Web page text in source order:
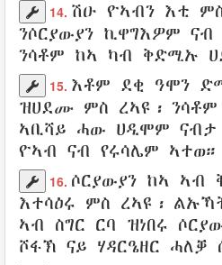
14. ሽዑ ዮኣብን እቲ
ንሶርያውያን ኪዋግእዎም ናብ
ንሳቶም ከኣ ካብ ቅድሚኡ
15. እቶም ደቂ ዓሞን
ዝሀደሙ ምስ ረኣዩ ፡
ኣቢሻይ ሓው ሀዲሞም ናብታ
ዮኣብ ናብ የሩሳሌም ኣተወ።
16. ሶርያውያን ከኣ ኣብ
እተሳዕሩ ምስ ረኣዩ ፡
ኣብ ስግር ርባ ዝነበሩ
ሾፋኽ ናይ ሃዳርዔዘር ሓለቓ